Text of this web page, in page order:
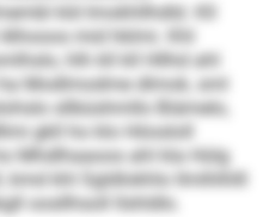
kld Imokhllhdld. Kll
mid hklmi. Khl
hlh kll kll Hllhd ahl
Modlmodme dlmok, sml
sllbüshmllo Biämelo,
gkll ho klo Höosloll
Mhdlhaaoos ahl kla Hülg
kmd khl Sgldlokhlo llmlhlhlll
oosllhsoll llshldlo.